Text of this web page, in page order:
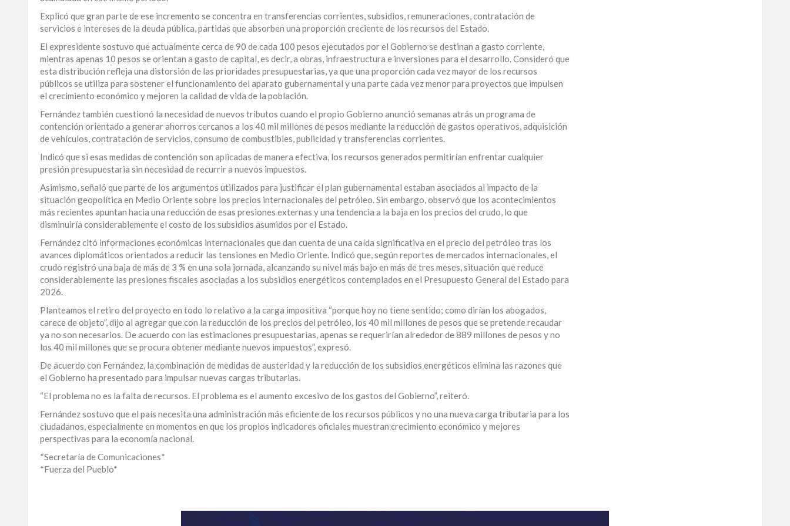
Explicó que gran parte de ese incremento se concentra en transferencias corrientes, subsidios, remuneraciones, contratación de
servicios e intereses de la deuda pública, partidas que absorben una proporción creciente de los recursos del Estado.
El expresidente sostuvo que actualmente cerca de 90 de cada 100 pesos ejecutados por el Gobierno se destinan a gasto corriente,
mientras apenas 10 pesos se orientan a gasto de capital, es decir, a obras, infraestructura e inversiones para el desarrollo. Consideró que
esta distribución refleja una distorsión de las prioridades presupuestarias, ya que una proporción cada vez mayor de los recursos
públicos se utiliza para sostener el funcionamiento del aparato gubernamental y una parte cada vez menor para proyectos que impulsen
el crecimiento económico y mejoren la calidad de vida de la población.
Fernández también cuestionó la necesidad de nuevos tributos cuando el propio Gobierno anunció semanas atrás un programa de
contención orientado a generar ahorros cercanos a los 40 mil millones de pesos mediante la reducción de gastos operativos, adquisición
de vehículos, contratación de servicios, consumo de combustibles, publicidad y transferencias corrientes.
Indicó que si esas medidas de contención son aplicadas de manera efectiva, los recursos generados permitirían enfrentar cualquier
presión presupuestaria sin necesidad de recurrir a nuevos impuestos.
Asimismo, señaló que parte de los argumentos utilizados para justificar el plan gubernamental estaban asociados al impacto de la
situación geopolítica en Medio Oriente sobre los precios internacionales del petróleo. Sin embargo, observó que los acontecimientos
más recientes apuntan hacia una reducción de esas presiones externas y una tendencia a la baja en los precios del crudo, lo que
disminuiría considerablemente el costo de los subsidios asumidos por el Estado.
Fernández citó informaciones económicas internacionales que dan cuenta de una caída significativa en el precio del petróleo tras los
avances diplomáticos orientados a reducir las tensiones en Medio Oriente. Indicó que, según reportes de mercados internacionales, el
crudo registró una baja de más de 3 % en una sola jornada, alcanzando su nivel más bajo en más de tres meses, situación que reduce
considerablemente las presiones fiscales asociadas a los subsidios energéticos contemplados en el Presupuesto General del Estado para
2026.
Planteamos el retiro del proyecto en todo lo relativo a la carga impositiva “porque hoy no tiene sentido; como dirían los abogados,
carece de objeto”, dijo al agregar que con la reducción de los precios del petróleo, los 40 mil millones de pesos que se pretende recaudar
ya no son necesarios. De acuerdo con las estimaciones presupuestarias, apenas se requerirían alrededor de 889 millones de pesos y no
los 40 mil millones que se procura obtener mediante nuevos impuestos”, expresó.
De acuerdo con Fernández, la combinación de medidas de austeridad y la reducción de los subsidios energéticos elimina las razones que
el Gobierno ha presentado para impulsar nuevas cargas tributarias.
“El problema no es la falta de recursos. El problema es el aumento excesivo de los gastos del Gobierno”, reiteró.
Fernández sostuvo que el país necesita una administración más eficiente de los recursos públicos y no una nueva carga tributaria para los
ciudadanos, especialmente en momentos en que los propios indicadores oficiales muestran crecimiento económico y mejores
perspectivas para la economía nacional.
*Secretaría de Comunicaciones*
*Fuerza del Pueblo*